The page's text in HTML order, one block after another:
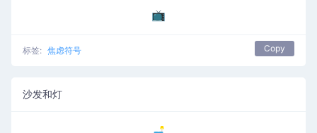
📺
标签: 焦虑符号 Copy
沙发和灯